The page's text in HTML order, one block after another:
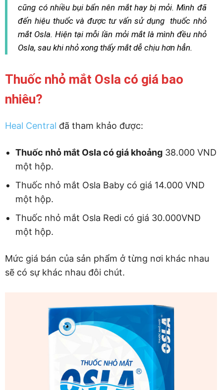
cũng có nhiều bụi bẩn nên mắt hay bị mỏi. Mình đã
đến hiệu thuốc và được tư vấn sử dụng thuốc nhỏ
mắt Osla. Hiện tại mỗi lần mỏi mắt là mình đều nhỏ
Osla, sau khi nhỏ xong thấy mắt dễ chịu hơn hẳn.
Thuốc nhỏ mắt Osla có giá bao
nhiêu?
Heal Central đã tham khảo được:
Thuốc nhỏ mắt Osla có giá khoảng 38.000 VND
một hộp.
Thuốc nhỏ mắt Osla Baby có giá 14.000 VND
một hộp.
Thuốc nhỏ mắt Osla Redi có giá 30.000VND
một hộp.
Mức giá bán của sản phẩm ở từng nơi khác nhau
sẽ có sự khác nhau đôi chút.